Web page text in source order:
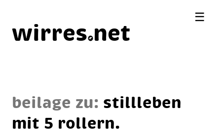
wirres net
beilage zu: still­le­ben
mit 5 rol­lern.
☰